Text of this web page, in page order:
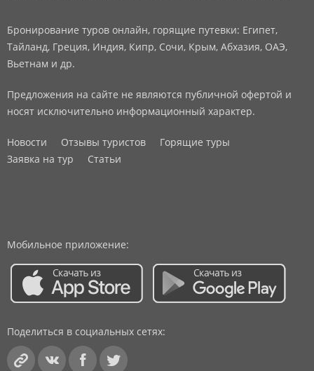
Бронирование туров онлайн, горящие путевки: Египет,
Тайланд, Греция, Индия, Кипр, Сочи, Крым, Абхазия, ОАЭ,
Вьетнам и др.
Предложения на сайте не являются публичной офертой и
носят исключительно информационный характер.
Новости Отзывы туристов
Горящие туры
Заявка на тур
Статьи
Мобильное приложение:
Поделиться в социальных сетях: